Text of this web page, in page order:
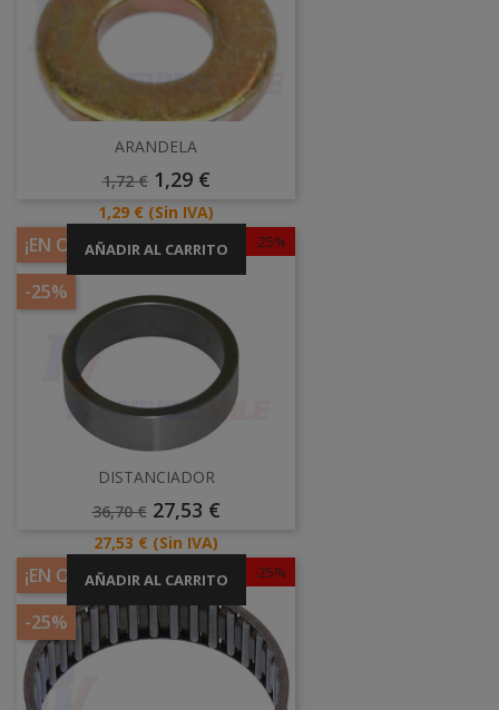
ARANDELA
Precio
1,72 € Precio
1,29 €
Precio
1,29 € (Sin IVA)
AÑADIR AL CARRITO -25%
¡EN OFERTA!
-25%
DISTANCIADOR
Precio
36,70 € Precio
27,53 €
Precio
27,53 € (Sin IVA)
AÑADIR AL CARRITO -25%
¡EN OFERTA!
-25%